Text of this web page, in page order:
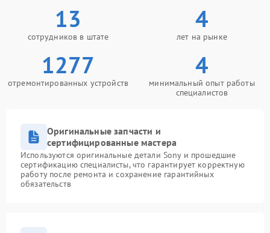
13
сотрудников в штате
4
лет на рынке
1277
отремонтированных устройств
4
минимальный опыт работы
специалистов
Оригинальные запчасти и
сертифицированные мастера
Используются оригинальные детали Sony и прошедшие
сертификацию специалисты, что гарантирует корректную
работу после ремонта и сохранение гарантийных
обязательств